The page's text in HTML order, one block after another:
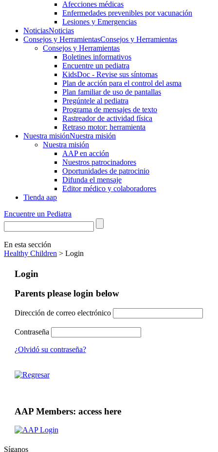
Afecciones médicas
Enfermedades prevenibles por vacunación
Lesiones y Emergencias
NoticiasNoticias
Consejos y HerramientasConsejos y Herramientas
Consejos y Herramientas
Boletines informativos
Encuentre un pediatra
KidsDoc - Revise sus síntomas
Plan de acción para el control del asma
Plan familiar de uso de pantallas
Pregúntele al pediatra
Programa de mensajes de texto
Rastre​​ador de activida​d física
Retraso motor: herramienta
Nuestra misiónNuestra misión
Nuestra misión
AAP en acción
Nuestros patrocinadores
Oportunidades de patrocinio
Difunda el mensaje
Editor médico y colaboradores
Tienda aap
Encuentre un Pediatra
En esta sección
Healthy Children > Login
Login
Parents please login below
Dirección de correo electrónico
Contraseña
¿Olvidó su contraseña?
AAP Members: access here
Síganos